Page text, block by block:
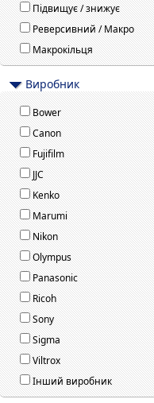
Підвищує / знижує
Реверсивний / Макро
Макрокільця
Виробник
Bower
Canon
Fujifilm
JJC
Kenko
Marumi
Nikon
Olympus
Panasonic
Ricoh
Sony
Sigma
Viltrox
Інший виробник